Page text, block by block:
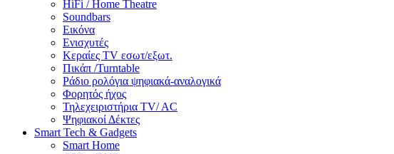
HiFi / Home Theatre
Soundbars
Εικόνα
Ενισχυτές
Κεραίες TV εσωτ/εξωτ.
Πικάπ /Turntable
Ράδιο ρολόγια ψηφιακά-αναλογικά
Φορητός ήχος
Τηλεχειριστήρια TV/ AC
Ψηφιακοί Δέκτες
Smart Tech & Gadgets
Smart Home